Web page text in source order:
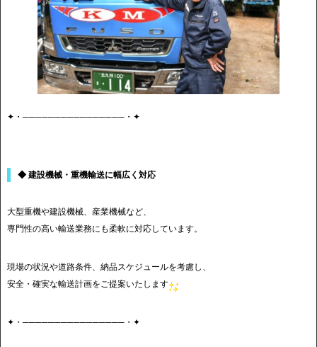
✦・────────────────・✦
◆ 建設機械・重機輸送に幅広く対応
大型重機や建設機械、産業機械など、
専門性の高い輸送業務にも柔軟に対応しています。
現場の状況や道路条件、納品スケジュールを考慮し、
安全・確実な輸送計画をご提案いたします
✦・────────────────・✦